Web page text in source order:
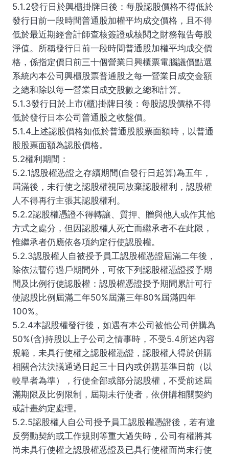
5.1.2發行日於興櫃掛牌日後：每股認股價格不得低於
發行日前一段時間普通股加權平均成交價格，且不得
低於最近期經會計師查核簽證或核閱之財務報告每股
淨值。所稱發行日前一段時間普通股加權平均成交價
格，係指定價日前三十個營業日興櫃票電腦議價點選
系統內本公司興櫃股票普通股之每一營業日成交金額
之總和除以每一營業日成交股數之總和計算。
5.1.3發行日於上市(櫃)掛牌日後：每股認股價格不得
低於發行日本公司普通股之收盤價。
5.1.4上述認股價格如低於普通股股票面額時，以普通
股股票面額為認股價格。
5.2權利期間：
5.2.1認股權憑證之存續期間(自發行日起算)為五年，
屆滿後，未行使之認股權視同放棄認股權利，認股權
人不得再行主張其認股權利。
5.2.2認股權憑證不得轉讓、質押、贈與他人或作其他
方式之處分，但因認股權人死亡而繼承者不在此限，
惟繼承者仍應依各項約定行使認股權。
5.2.3認股權人自被授予員工認股權憑證屆滿二年後，
除依法暫停過戶期間外，可依下列認股權憑證授予期
間及比例行使認股權：認股權憑證授予期間累計可行
使認股比例屆滿二年50%屆滿三年80%屆滿四年
100%。
5.2.4本認股權發行後，如遇有本公司被他公司併購為
50%(含)持股以上子公司之情事時，不受5.4所述內容
規範，未具行使權之認股權憑證，認股權人得於併購
相關合法決議通過日起三十日內或併購基準日前（以
較早者為準），行使全部或部分認股權，不受前述屆
滿期限及比例限制，屆期未行使者，依併購相關契約
或計畫約定處理。
5.2.5認股權人自公司授予員工認股權憑證後，若有違
反勞動契約或工作規則等重大過失時，公司有權將其
尚未具行使權之認股權憑證及已具行使權而尚未行使